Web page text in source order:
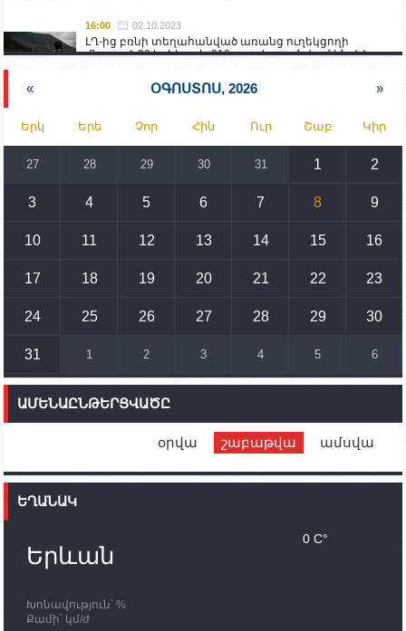
16:00 02.10.2023
ԼՂ-ից բռնի տեղահանված առանց ուղեկցողի
մնացած 20 երեխա և 216 տարեց գտնվում են ՀՀ
Իրանը կողմ է տարածաշրջանի համար շահավետ
տրանսպորտային հաղորդակցությունների
զարգացմանը, սակայն ոչ՝ միջազգային
սահմանների փոփոխությանը
15:10 02.10.2023
սպառնալիքները կասեցնելու համար. իսպանացի
պատգամավորը Գորիսում է
14:54 02.10.2023
տեղակայված հայկական դիրքերի անձնակազմի
համար սնունդ տեղափոխող մեքենայի
ունեն. կիպրոսցի խորհրդարանականը՝ Ալեն
Ֆրանսիայի ԱԳ նախարարը կայցելի Հայաստան
պատասխանատուներ կմնան ԼՂ-ում՝ մինչև
որոնողափրկարարական աշխատանքների
11:03
ՄԱԿ-ի առաքելությունը շատ, շատ, շատ օգտակար
« ՕԳՈՍՏՈՍ, 2026 »
Երկ Երե Չոր Հին Ուր Շաբ Կիր
27 28 29 30 31 1 2
3 4 5 6 7 8 9
10 11 12 13 14 15 16
17 18 19 20 21 22 23
24 25 26 27 28 29 30
31 1 2 3 4 5 6
ԱՄԵՆԱԸՆԹԵՐՑՎԱԾԸ
օրվա շաբաթվա ամսվա
ԵՂԱՆԱԿ
Երևան
Խոնավություն՝ %
Քամի՝ կմ/ժ
0 C°